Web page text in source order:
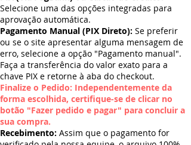
Selecione uma das opções integradas para
aprovação automática.
Pagamento Manual (PIX Direto): Se preferir
ou se o site apresentar alguma mensagem de
erro, selecione a opção "Pagamento manual".
Faça a transferência do valor exato para a
chave PIX e retorne à aba do checkout.
Finalize o Pedido: Independentemente da
forma escolhida, certifique-se de clicar no
botão "Fazer pedido e pagar" para concluir a
sua compra.
Recebimento: Assim que o pagamento for